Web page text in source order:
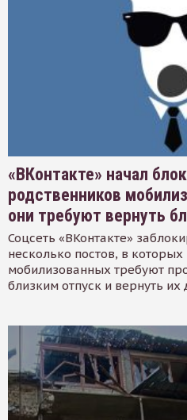
«ВКонтакте» начал
родственников
они требуют вернуть
Соцсеть «ВКонтакте»
несколько постов, в
мобилизованных требуют
близким отпуск и вернуть их